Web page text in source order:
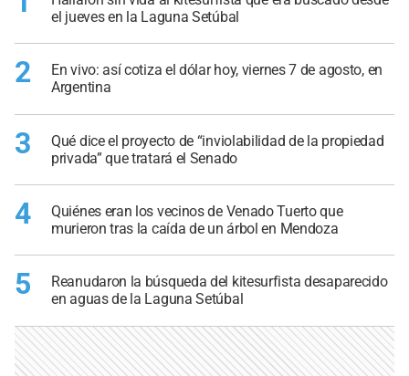
el jueves en la Laguna Setúbal
2
En vivo: así cotiza el dólar hoy, viernes 7 de agosto, en
Argentina
3
Qué dice el proyecto de “inviolabilidad de la propiedad
privada” que tratará el Senado
4
Quiénes eran los vecinos de Venado Tuerto que
murieron tras la caída de un árbol en Mendoza
5
Reanudaron la búsqueda del kitesurfista desaparecido
en aguas de la Laguna Setúbal